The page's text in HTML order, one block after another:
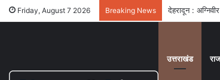
Friday, August 7 2026 Breaking News देहरादून :
उत्तराखंड